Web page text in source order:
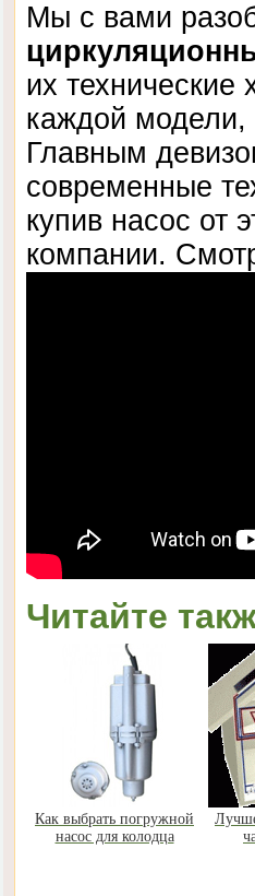
Мы с вами
их технические
каждой модели,
Главным
современные
купив насос от
компании.
Читайте
Как выбрать погружной
насос для колодца